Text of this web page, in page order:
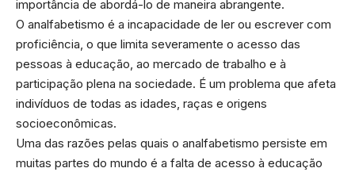
importância de abordá-lo de maneira abrangente.
O analfabetismo é a incapacidade de ler ou escrever com
proficiência, o que limita severamente o acesso das
pessoas à educação, ao mercado de trabalho e à
participação plena na sociedade. É um problema que afeta
indivíduos de todas as idades, raças e origens
socioeconômicas.
Uma das razões pelas quais o analfabetismo persiste em
muitas partes do mundo é a falta de acesso à educação